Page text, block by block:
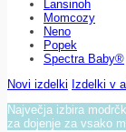
Lansinoh
Momcozy
Neno
Popek
Spectra Baby®
Novi izdelki Izdelki v
Največja izbira
za dojenje za vsako